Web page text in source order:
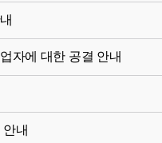
자에 대한 공결 안내
안내